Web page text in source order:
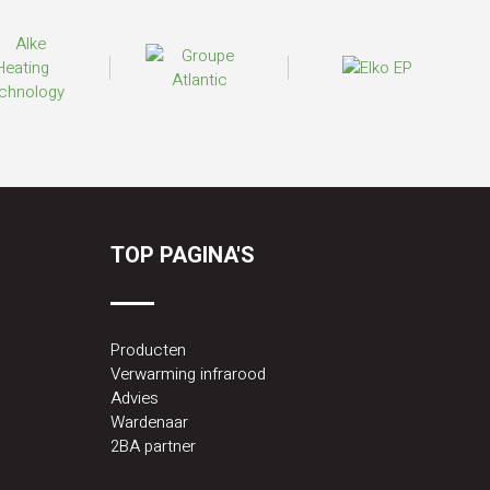
TOP PAGINA'S
Producten
Verwarming infrarood
Advies
Wardenaar
2BA partner